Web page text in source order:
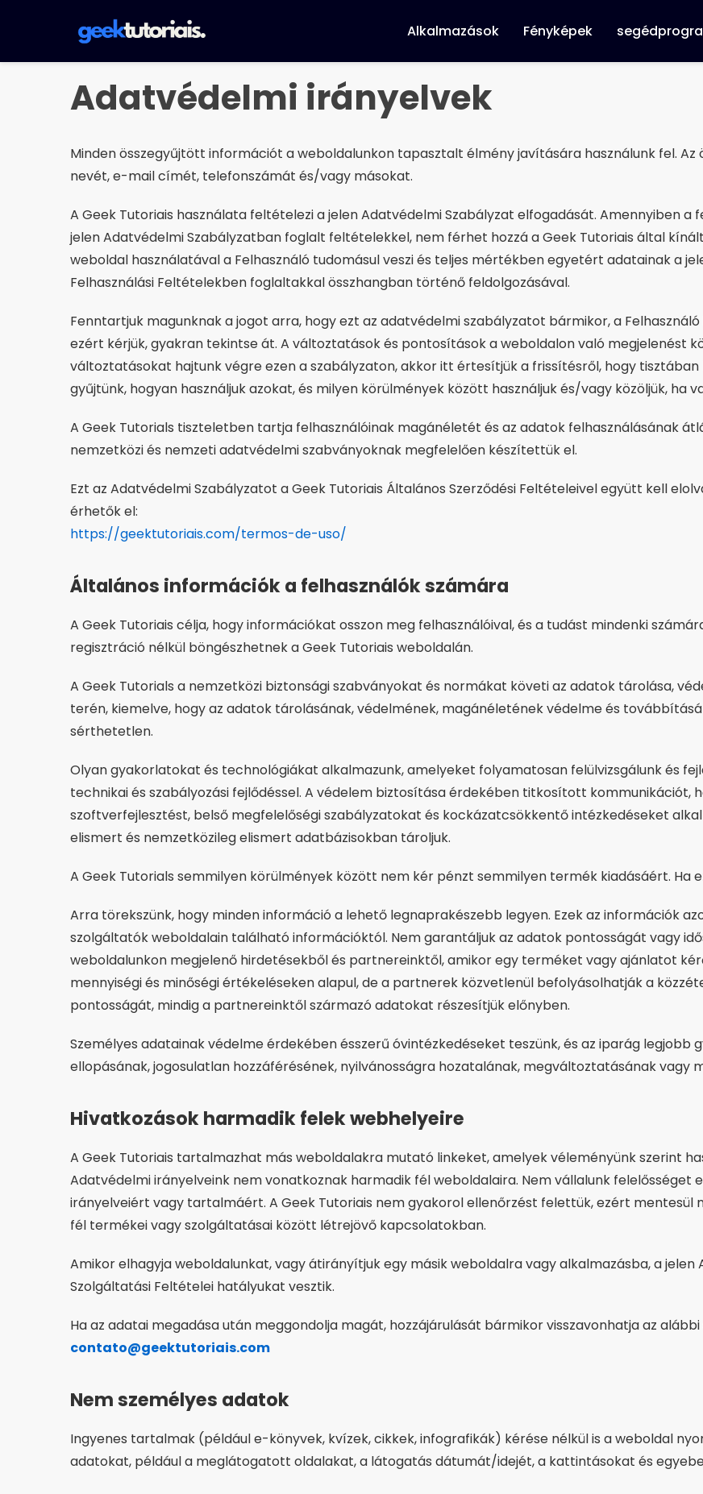
Alkalmazások Fényképek
Adatvédelmi irányelvek
Minden összegyűjtött információt a weboldalunkon tapasztalt élmény javítására használunk fel.
nevét, e-mail címét, telefonszámát és/vagy másokat.
A Geek Tutoriais használata feltételezi a jelen Adatvédelmi Szabályzat elfogadását. Amennyiben a
jelen Adatvédelmi Szabályzatban foglalt feltételekkel, nem férhet hozzá a Geek Tutoriais által
weboldal használatával a Felhasználó tudomásul veszi és teljes mértékben egyetért adatainak a
Felhasználási Feltételekben foglaltakkal összhangban történő feldolgozásával.
Fenntartjuk magunknak a jogot arra, hogy ezt az adatvédelmi szabályzatot bármikor, a
ezért kérjük, gyakran tekintse át. A változtatások és pontosítások a weboldalon való megjelenést
változtatásokat hajtunk végre ezen a szabályzaton, akkor itt értesítjük a frissítésről, hogy
gyűjtünk, hogyan használjuk azokat, és milyen körülmények között használjuk és/vagy közöljük, ha
A Geek Tutorials tiszteletben tartja felhasználóinak magánéletét és az adatok felhasználásának
nemzetközi és nemzeti adatvédelmi szabványoknak megfelelően készítettük el.
Ezt az Adatvédelmi Szabályzatot a Geek Tutoriais Általános Szerződési Feltételeivel együtt kell
érhetők el:
https://geektutoriais.com/termos-de-uso/
Általános információk a felhasználók számára
A Geek Tutoriais célja, hogy információkat osszon meg felhasználóival, és a tudást mindenki
regisztráció nélkül böngészhetnek a Geek Tutoriais weboldalán.
A Geek Tutorials a nemzetközi biztonsági szabványokat és normákat követi az adatok tárolása,
terén, kiemelve, hogy az adatok tárolásának, védelmének, magánéletének védelme és
sérthetetlen.
Olyan gyakorlatokat és technológiákat alkalmazunk, amelyeket folyamatosan felülvizsgálunk és
technikai és szabályozási fejlődéssel. A védelem biztosítása érdekében titkosított kommunikációt,
szoftverfejlesztést, belső megfelelőségi szabályzatokat és kockázatcsökkentő intézkedéseket
elismert és nemzetközileg elismert adatbázisokban tároljuk.
A Geek Tutorials semmilyen körülmények között nem kér pénzt semmilyen termék kiadásáért. Ha
Arra törekszünk, hogy minden információ a lehető legnaprakészebb legyen. Ezek az információk
szolgáltatók weboldalain található információktól. Nem garantáljuk az adatok pontosságát vagy
weboldalunkon megjelenő hirdetésekből és partnereinktől, amikor egy terméket vagy ajánlatot
mennyiségi és minőségi értékeléseken alapul, de a partnerek közvetlenül befolyásolhatják a
pontosságát, mindig a partnereinktől származó adatokat részesítjük előnyben.
Személyes adatainak védelme érdekében ésszerű óvintézkedéseket teszünk, és az iparág
ellopásának, jogosulatlan hozzáférésének, nyilvánosságra hozatalának, megváltoztatásának vagy
Hivatkozások harmadik felek webhelyeire
A Geek Tutoriais tartalmazhat más weboldalakra mutató linkeket, amelyek véleményünk szerint
Adatvédelmi irányelveink nem vonatkoznak harmadik fél weboldalaira. Nem vállalunk felelősséget
irányelveiért vagy tartalmáért. A Geek Tutoriais nem gyakorol ellenőrzést felettük, ezért mentesül
fél termékei vagy szolgáltatásai között létrejövő kapcsolatokban.
Amikor elhagyja weboldalunkat, vagy átirányítjuk egy másik weboldalra vagy alkalmazásba, a jelen
Szolgáltatási Feltételei hatályukat vesztik.
Ha az adatai megadása után meggondolja magát, hozzájárulását bármikor visszavonhatja az
contato@geektutoriais.com
Nem személyes adatok
Ingyenes tartalmak (például e-könyvek, kvízek, cikkek, infografikák) kérése nélkül is a weboldal
adatokat, például a meglátogatott oldalakat, a látogatás dátumát/idejét, a kattintásokat és